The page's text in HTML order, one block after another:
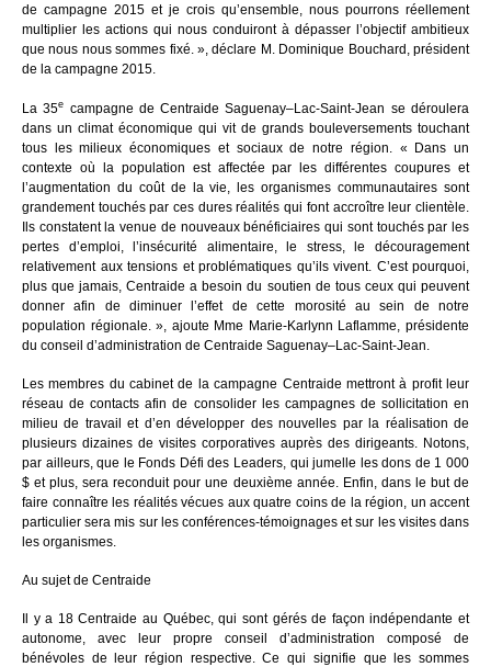
de campagne 2015 et je crois qu’ensemble, nous pourrons réellement
multiplier les actions qui nous conduiront à dépasser l’objectif ambitieux
que nous nous sommes fixé. », déclare M. Dominique Bouchard, président
de la campagne 2015.
La 35e campagne de Centraide Saguenay–Lac-Saint-Jean se déroulera
dans un climat économique qui vit de grands bouleversements touchant
tous les milieux économiques et sociaux de notre région. « Dans un
contexte où la population est affectée par les différentes coupures et
l’augmentation du coût de la vie, les organismes communautaires sont
grandement touchés par ces dures réalités qui font accroître leur clientèle.
Ils constatent la venue de nouveaux bénéficiaires qui sont touchés par les
pertes d’emploi, l’insécurité alimentaire, le stress, le découragement
relativement aux tensions et problématiques qu’ils vivent. C’est pourquoi,
plus que jamais, Centraide a besoin du soutien de tous ceux qui peuvent
donner afin de diminuer l’effet de cette morosité au sein de notre
population régionale. », ajoute Mme Marie-Karlynn Laflamme, présidente
du conseil d’administration de Centraide Saguenay–Lac-Saint-Jean.
Les membres du cabinet de la campagne Centraide mettront à profit leur
réseau de contacts afin de consolider les campagnes de sollicitation en
milieu de travail et d’en développer des nouvelles par la réalisation de
plusieurs dizaines de visites corporatives auprès des dirigeants. Notons,
par ailleurs, que le Fonds Défi des Leaders, qui jumelle les dons de 1 000
$ et plus, sera reconduit pour une deuxième année. Enfin, dans le but de
faire connaître les réalités vécues aux quatre coins de la région, un accent
particulier sera mis sur les conférences-témoignages et sur les visites dans
les organismes.
Au sujet de Centraide
Il y a 18 Centraide au Québec, qui sont gérés de façon indépendante et
autonome, avec leur propre conseil d’administration composé de
bénévoles de leur région respective. Ce qui signifie que les sommes